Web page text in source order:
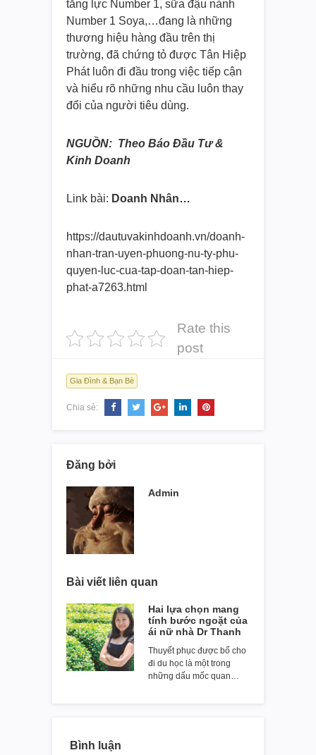
tăng lực Number 1, sữa đậu nành
Number 1 Soya,…đang là những
thương hiệu hàng đầu trên thị
trường, đã chứng tỏ được Tân Hiệp
Phát luôn đi đầu trong việc tiếp cận
và hiểu rõ những nhu cầu luôn thay
đổi của người tiêu dùng.
NGUỒN: Theo Báo Đầu Tư &
Kinh Doanh
Link bài: Doanh Nhân…
https://dautuvakinhdoanh.vn/doanh-
nhan-tran-uyen-phuong-nu-ty-phu-
quyen-luc-cua-tap-doan-tan-hiep-
phat-a7263.html
Rate this
post
Gia Đình & Bạn Bè
Chia sẻ:
Đăng bởi
Admin
Bài viết liên quan
Hai lựa chọn mang
tính bước ngoặt của
ái nữ nhà Dr Thanh
Thuyết phục được bố cho
đi du học là một trong
những dấu mốc quan…
Bình luận